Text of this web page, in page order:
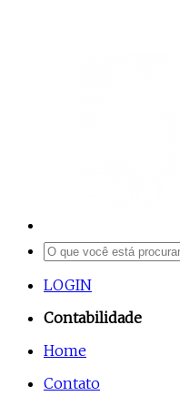
LOGIN
Contabilidade
Home
Contato